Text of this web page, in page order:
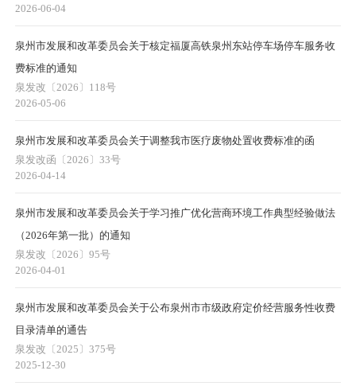
2026-06-04
泉州市发展和改革委员会关于核定福厦高铁泉州东站停车场停车服务收
费标准的通知
泉发改〔2026〕118号
2026-05-06
泉州市发展和改革委员会关于调整我市医疗废物处置收费标准的函
泉发改函〔2026〕33号
2026-04-14
泉州市发展和改革委员会关于学习推广优化营商环境工作典型经验做法
（2026年第一批）的通知
泉发改〔2026〕95号
2026-04-01
泉州市发展和改革委员会关于公布泉州市市级政府定价经营服务性收费
目录清单的通告
泉发改〔2025〕375号
2025-12-30